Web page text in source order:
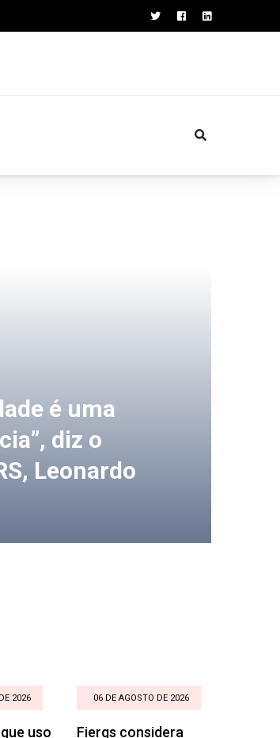
é uma
diz o
Leonardo
2026
uso
06 DE AGOSTO DE 2026
Fiergs considera